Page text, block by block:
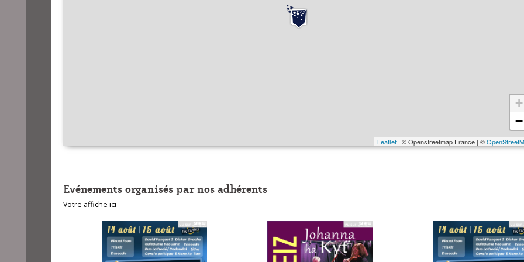
+
−
Leaflet| © Openstreetmap France | ©
Evénements organisés par nos adhérents
Votre affiche ici